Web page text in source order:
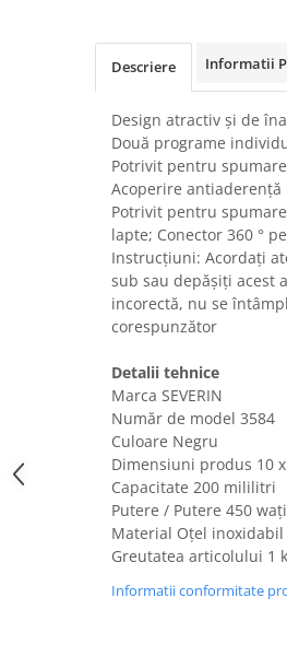
Silicon, spume si solutii tehnice
Sisteme Incalzire
Uscatoare rufe
Utilaje si materiale de constructii
Laptop, Tablete & Telefoane
Accesorii tablete
Laptopuri si Accesorii
Telefoane Mobile & accesorii
Wearable & Gadgeturi
Electrocasnice & Climatizare
Accesorii si piese masini spalat
rufe si uscatoare
Accesorii si piese masini spalat
Aparate Frigorifice
Aparate Racire Aer
Aragaze si cuptoare cu microunde
Climatizare & sisteme de incalzire
Electrocasnice pentru Bucatarie
Descriere Informatii
Design atractiv și de
Două programe
Potrivit pentru
Acoperire
Potrivit pentru
lapte; Conector 360 °
Instrucțiuni: Acordați
sub sau depășiți acest
incorectă, nu se
corespunzător
Detalii tehnice
Marca SEVERIN
Număr de model 3584
Culoare Negru
Dimensiuni produs ‎10
Capacitate 200 mililitri
Putere / Putere 450 wați
Material Oțel inoxidabil
Greutatea articolului 1
Informatii conformitate